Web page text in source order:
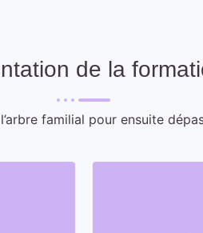
de la
familial pour ensuite